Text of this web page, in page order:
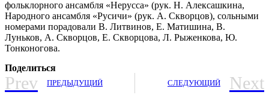
фольклорного ансамбля «Нерусса» (рук. Н. Алексашкина,
Народного ансамбля «Русичи» (рук. А. Скворцов), сольными
номерами порадовали В. Литвинов, Е. Матишина, В.
Луньков, А. Скворцов, Е. Скворцова, Л. Рыженкова, Ю.
Тонконогова.
Поделиться
Prev ПРЕДЫДУЩИЙ СЛЕДУЮЩИЙ Next